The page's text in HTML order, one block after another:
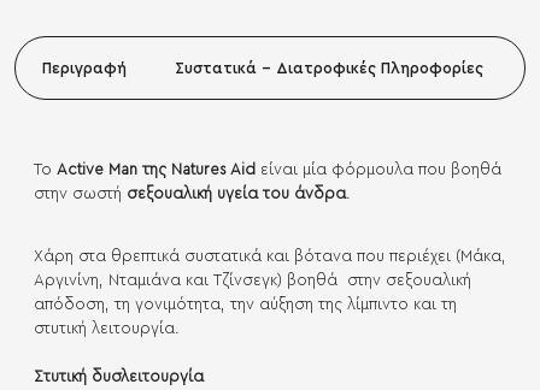
Περιγραφή Συστατικά - Διατροφικές Πληροφορίες
Το Active Man της Natures Aid είναι μία φόρμουλα που βοηθά
στην σωστή σεξουαλική υγεία του άνδρα.
Χάρη στα θρεπτικά συστατικά και βότανα που περιέχει (Μάκα,
Αργινίνη, Νταμιάνα και Τζίνσεγκ) βοηθά στην σεξουαλική
απόδοση, τη γονιμότητα, την αύξηση της λίμπιντο και τη
στυτική λειτουργία.
Στυτική δυσλειτουργία